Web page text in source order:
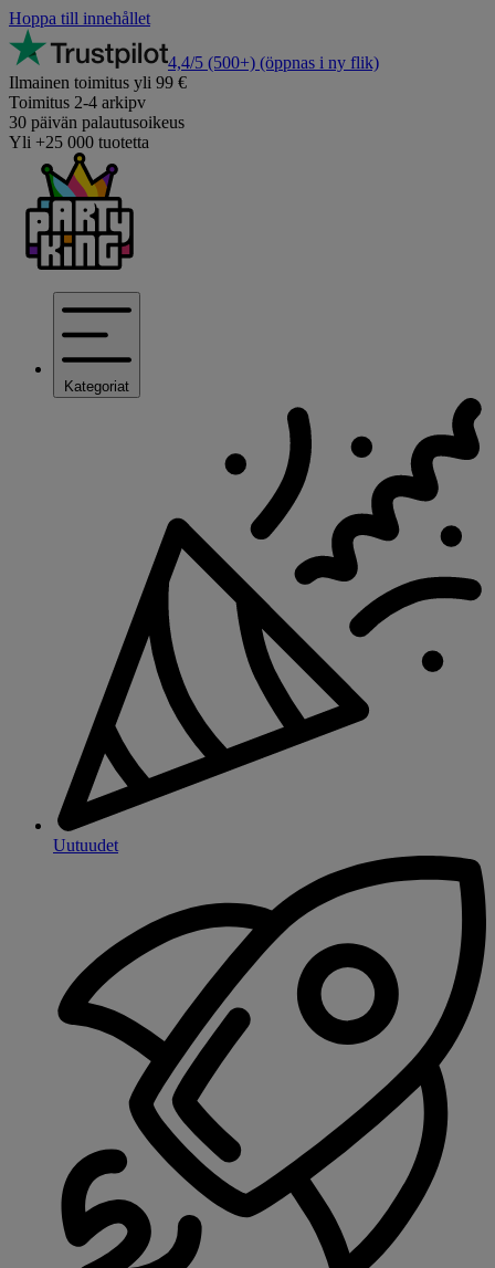
Hoppa till innehållet
4,4/5 (500+) (öppnas i ny flik)
Ilmainen toimitus yli 99 €
Toimitus 2-4 arkipv
30 päivän palautusoikeus
Yli +25 000 tuotetta
Kategoriat
Uutuudet